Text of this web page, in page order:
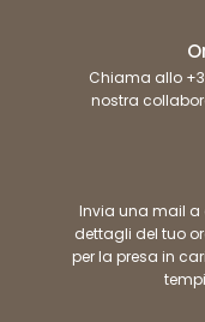
Chiama allo
nostra
Invia una mail a
dettagli del tuo
per la presa in